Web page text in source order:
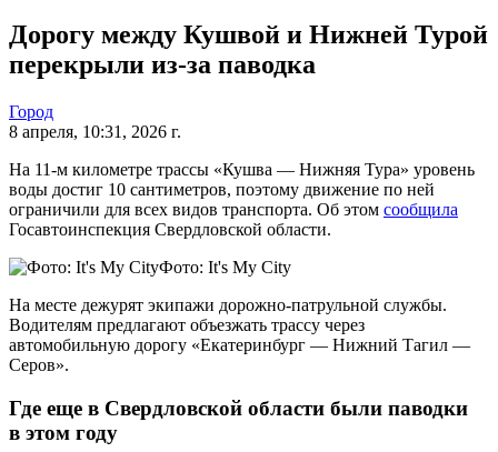
Дорогу между Кушвой и Нижней Турой
перекрыли из-за паводка
Город
8 апреля, 10:31, 2026 г.
На 11-м километре трассы «Кушва — Нижняя Тура» уровень
воды достиг 10 сантиметров, поэтому движение по ней
ограничили для всех видов транспорта. Об этом сообщила
Госавтоинспекция Свердловской области.
Фото: It's My City
На месте дежурят экипажи дорожно-патрульной службы.
Водителям предлагают объезжать трассу через
автомобильную дорогу «Екатеринбург — Нижний Тагил —
Серов».
Где еще в Свердловской области были паводки
в этом году